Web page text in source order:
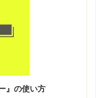
』の使い方